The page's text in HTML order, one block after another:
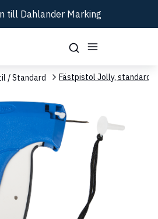
till Dahlander Marking
/ Standard Fästpistol Jolly, standard